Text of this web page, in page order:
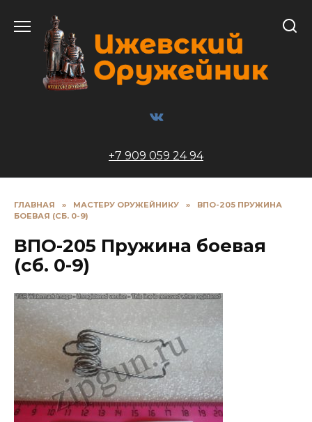
содержанию
+7 909 059 24 94
ГЛАВНАЯ » МАСТЕРУ ОРУЖЕЙНИКУ »
ВПО-205 ПРУЖИНА
БОЕВАЯ (СБ. 0-9)
ВПО-205 Пружина боевая
(сб. 0-9)